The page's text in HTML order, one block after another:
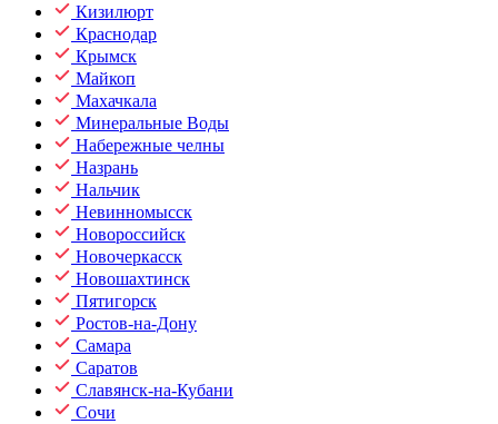
Кизилюрт
Краснодар
Крымск
Майкоп
Махачкала
Минеральные Воды
Набережные челны
Назрань
Нальчик
Невинномысск
Новороссийск
Новочеркасск
Новошахтинск
Пятигорск
Ростов-на-Дону
Самара
Саратов
Славянск-на-Кубани
Сочи